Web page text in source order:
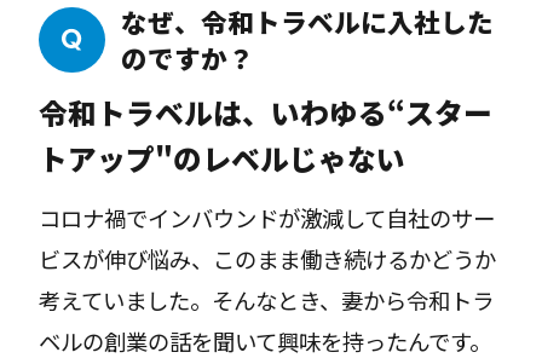
に関わったりもしましたね。その後1年半くら
いは、午前中は日本語学校へ通い、午後は旅行
会社で働いていました。さらに、アルゼンチン
の会社の引き継ぎなどが残っていたので、夜は
てあまり寝ていなかったですね（笑）。
なぜ、令和トラベルに入社した
のですか？
令和トラベルは、いわゆる“スター
トアップ"のレベルじゃない
コロナ禍でインバウンドが激減して自社のサー
ビスが伸び悩み、このまま働き続けるかどうか
考えていました。そんなとき、妻から令和トラ
ベルの創業の話を聞いて興味を持ったんです。